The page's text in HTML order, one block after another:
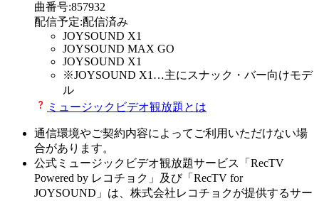
曲番号:857932
配信予定:配信済み
JOYSOUND X1
JOYSOUND MAX GO
JOYSOUND X1
※JOYSOUND X1 …主にスナック・バー向けモデ
ル
ミュージックビデオ観放題とは
通信環境やご契約内容によってご利用いただけない場
合があります。
公式ミュージックビデオ観放題サービス「RecTV
Powered by レコチョク」及び「RecTV for
JOYSOUND」は、株式会社レコチョクが提供するサー